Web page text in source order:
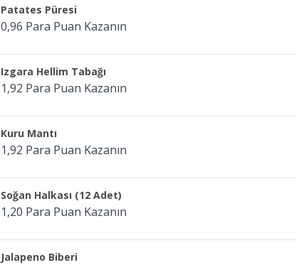
Patates Püresi
0,96 Para Puan Kazanın
Izgara Hellim Tabağı
1,92 Para Puan Kazanın
Kuru Mantı
1,92 Para Puan Kazanın
Soğan Halkası (12 Adet)
1,20 Para Puan Kazanın
Jalapeno Biberi